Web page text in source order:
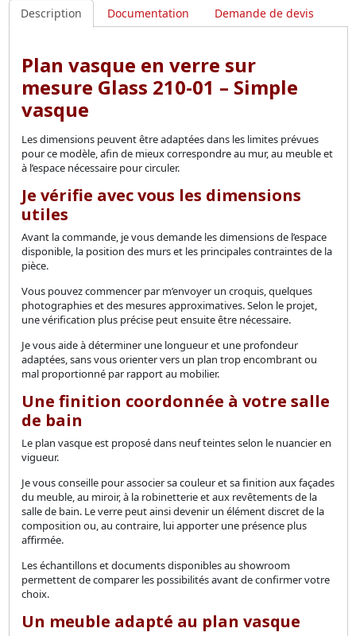
Description Documentation Demande de devis
Plan vasque en verre sur
mesure Glass 210-01 – Simple
vasque
Les dimensions peuvent être adaptées dans les limites prévues
pour ce modèle, afin de mieux correspondre au mur, au meuble et
à l’espace nécessaire pour circuler.
Je vérifie avec vous les dimensions
utiles
Avant la commande, je vous demande les dimensions de l’espace
disponible, la position des murs et les principales contraintes de la
pièce.
Vous pouvez commencer par m’envoyer un croquis, quelques
photographies et des mesures approximatives. Selon le projet,
une vérification plus précise peut ensuite être nécessaire.
Je vous aide à déterminer une longueur et une profondeur
adaptées, sans vous orienter vers un plan trop encombrant ou
mal proportionné par rapport au mobilier.
Une finition coordonnée à votre salle
de bain
Le plan vasque est proposé dans neuf teintes selon le nuancier en
vigueur.
Je vous conseille pour associer sa couleur et sa finition aux façades
du meuble, au miroir, à la robinetterie et aux revêtements de la
salle de bain. Le verre peut ainsi devenir un élément discret de la
composition ou, au contraire, lui apporter une présence plus
affirmée.
Les échantillons et documents disponibles au showroom
permettent de comparer les possibilités avant de confirmer votre
choix.
Un meuble adapté au plan vasque